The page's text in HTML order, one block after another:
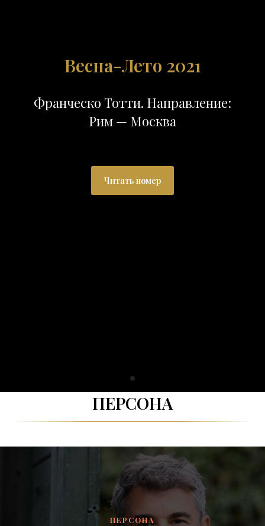
Весна-Лето 2021
Франческо Тотти. Направление:
Рим — Москва
Читать номер
ПЕРСОНА
ПЕРСОНА